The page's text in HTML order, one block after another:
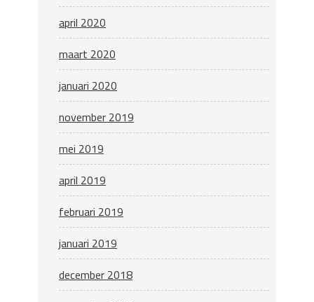
april 2020
maart 2020
januari 2020
november 2019
mei 2019
april 2019
februari 2019
januari 2019
december 2018